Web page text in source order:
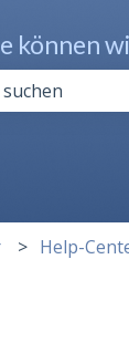
können
Help-